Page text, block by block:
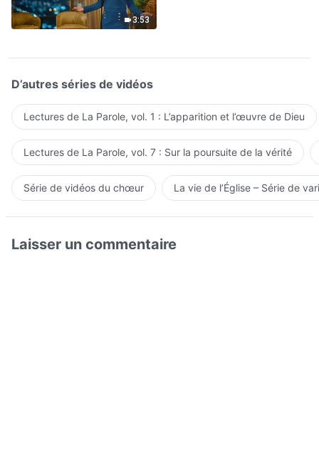
3:53
D’autres séries de vidéos
Lectures de La Parole, vol. 1 : L’apparition et l’œuvre de Dieu
Lectures de La Parole, vol. 7 : Sur la poursuite de la vérité
Série de vidéos du chœur La vie de l’Église – Série de
Laisser un commentaire